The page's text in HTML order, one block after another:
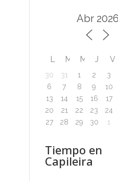
L M M J V
30 31 1 2 3
6
7 8 9 10
13
14 15 16 17
20
21 22 23 24
27
28 29 30 1
Tiempo en
Capileira